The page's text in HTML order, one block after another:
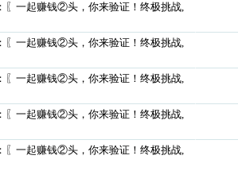
〖一起赚钱②头，你来验证！终极挑战,
〖一起赚钱②头，你来验证！终极挑战,
〖一起赚钱②头，你来验证！终极挑战,
〖一起赚钱②头，你来验证！终极挑战,
〖一起赚钱②头，你来验证！终极挑战,